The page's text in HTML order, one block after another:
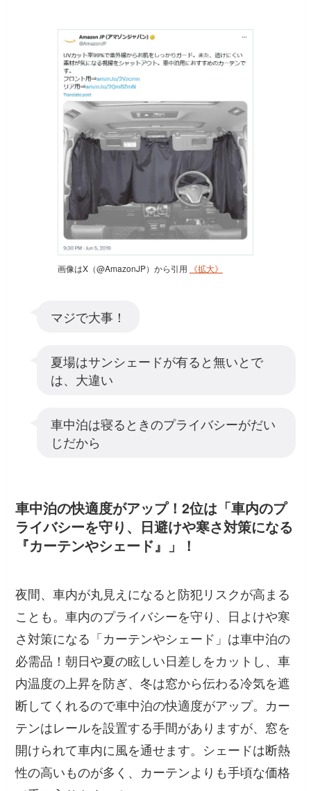
画像はX（@AmazonJP）から引用 《拡大》
マジで大事！
夏場はサンシェードが有ると無いとで
は、大違い
車中泊は寝るときのプライバシーがだい
じだから
車中泊の快適度がアップ！2位は「車内のプ
ライバシーを守り、日避けや寒さ対策になる
『カーテンやシェード』」！
夜間、車内が丸見えになると防犯リスクが高まる
ことも。車内のプライバシーを守り、日よけや寒
さ対策になる「カーテンやシェード」は車中泊の
必需品！朝日や夏の眩しい日差しをカットし、車
内温度の上昇を防ぎ、冬は窓から伝わる冷気を遮
断してくれるので車中泊の快適度がアップ。カー
テンはレールを設置する手間がありますが、窓を
開けられて車内に風を通せます。シェードは断熱
性の高いものが多く、カーテンよりも手頃な価格